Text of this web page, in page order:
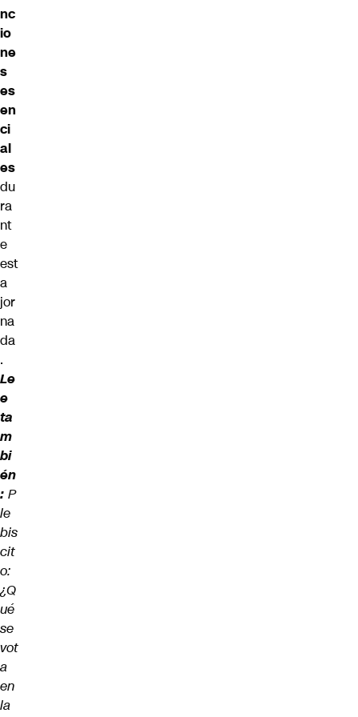
nc
io
ne
s
es
en
ci
al
es
du
ra
nt
e
est
a
jor
na
da
.
Le
e
ta
m
bi
én
: P
le
bis
cit
o:
¿Q
ué
se
vot
a
en
la